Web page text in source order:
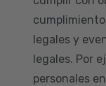
legales y
legales. Por
personales